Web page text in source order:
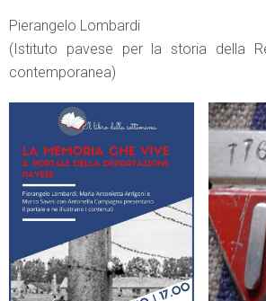
Pierangelo Lombardi
(Istituto pavese per la storia della
contemporanea)